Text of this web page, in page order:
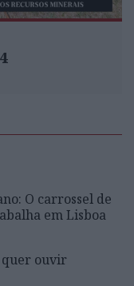
O carrossel de
em Lisboa
quer ouvir